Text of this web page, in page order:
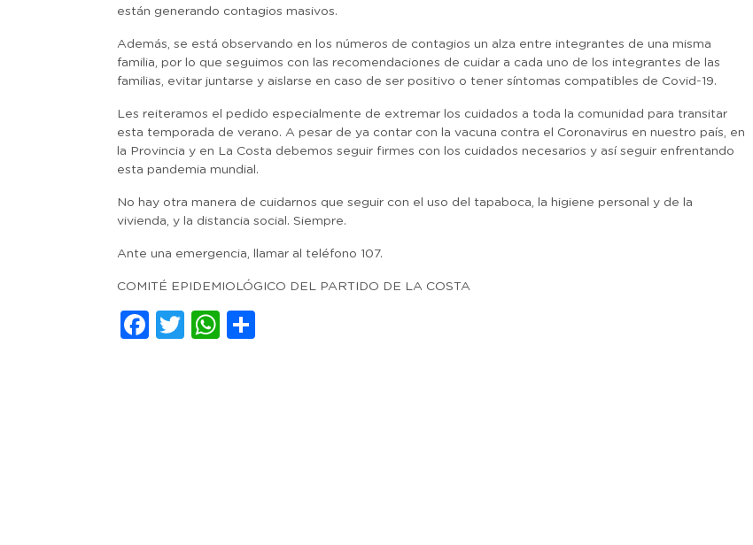
están generando contagios masivos.
Además, se está observando en los números de contagios un alza entre integrantes de una misma
familia, por lo que seguimos con las recomendaciones de cuidar a cada uno de los integrantes de las
familias, evitar juntarse y aislarse en caso de ser positivo o tener síntomas compatibles de Covid-19.
Les reiteramos el pedido especialmente de extremar los cuidados a toda la comunidad para transitar
esta temporada de verano. A pesar de ya contar con la vacuna contra el Coronavirus en nuestro país, en
la Provincia y en La Costa debemos seguir firmes con los cuidados necesarios y así seguir enfrentando
esta pandemia mundial.
No hay otra manera de cuidarnos que seguir con el uso del tapaboca, la higiene personal y de la
vivienda, y la distancia social. Siempre.
Ante una emergencia, llamar al teléfono 107.
COMITÉ EPIDEMIOLÓGICO DEL PARTIDO DE LA COSTA
Facebook
TwitterWhatsApp